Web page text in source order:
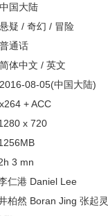
大陆
/ 奇幻 / 冒险
话
中文 / 英文
08-05(中国大陆)
+ ACC
x 720
3 mn
港 Daniel Lee
Boran Jing 张起灵